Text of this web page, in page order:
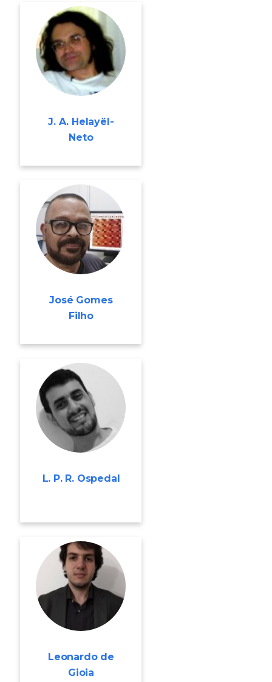
J. A. Helayël-
Neto
José Gomes
Filho
L. P. R. Ospedal
Leonardo de
Gioia